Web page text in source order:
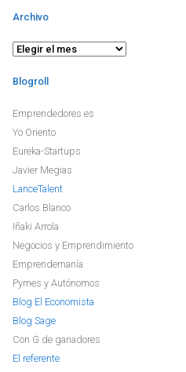
Archivo
Archivo
Blogroll
Emprendedores.es
Yo Oriento
Eureka-Startups
Javier Megias
LanceTalent
Carlos Blanco
Iñaki Arrola
Negocios y Emprendimiento
Emprendemanía
Pymes y Autónomos
Blog El Economista
Blog Sage
Con G de ganadores
El referente